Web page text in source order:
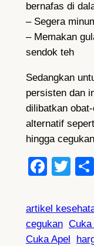
bernafas di
– Segera
– Memakan
sendok teh
Sedangkan
persisten dan
dilibatkan
alternatif
hingga
artikel
cegukan Cuka
Cuka Apel